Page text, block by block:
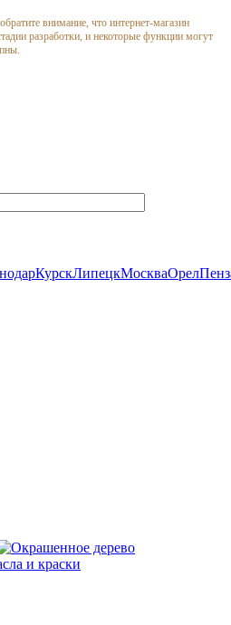
внимание, что интернет-магазин
разработки, и некоторые функции могут
КурскЛипецкМоскваОрел